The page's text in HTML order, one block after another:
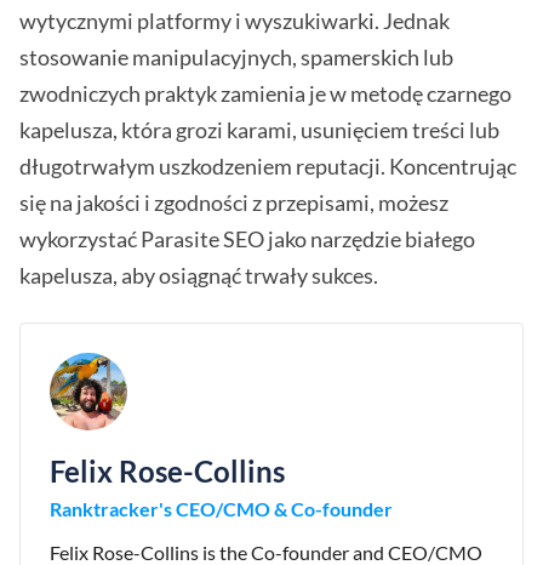
wytycznymi platformy i wyszukiwarki. Jednak
stosowanie manipulacyjnych, spamerskich lub
zwodniczych praktyk zamienia je w metodę czarnego
kapelusza, która grozi karami, usunięciem treści lub
długotrwałym uszkodzeniem reputacji. Koncentrując
się na jakości i zgodności z przepisami, możesz
wykorzystać Parasite SEO jako narzędzie białego
kapelusza, aby osiągnąć trwały sukces.
Felix Rose-Collins
Ranktracker's CEO/CMO & Co-founder
Felix Rose-Collins is the Co-founder and CEO/CMO